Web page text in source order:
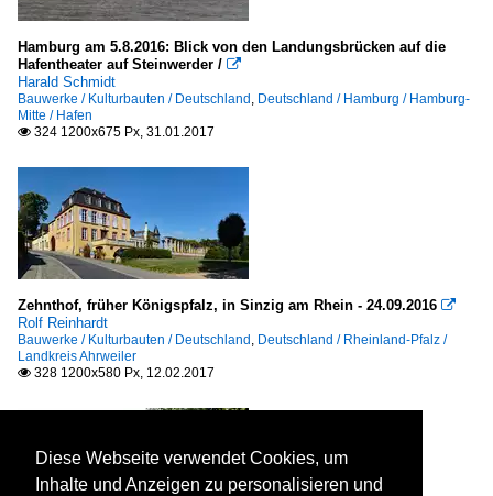
Hamburg am 5.8.2016: Blick von den Landungsbrücken auf die
Hafentheater auf Steinwerder / 
Harald Schmidt
Bauwerke / Kulturbauten / Deutschland , Deutschland / Hamburg / Hamburg-
Mitte / Hafen
 324 1200x675 Px, 31.01.2017
Zehnthof, früher Königspfalz, in Sinzig am Rhein - 24.09.2016 
Rolf Reinhardt
Bauwerke / Kulturbauten / Deutschland , Deutschland / Rheinland-Pfalz /
Landkreis Ahrweiler
 328 1200x580 Px, 12.02.2017
Diese Webseite verwendet Cookies, um
Inhalte und Anzeigen zu personalisieren und